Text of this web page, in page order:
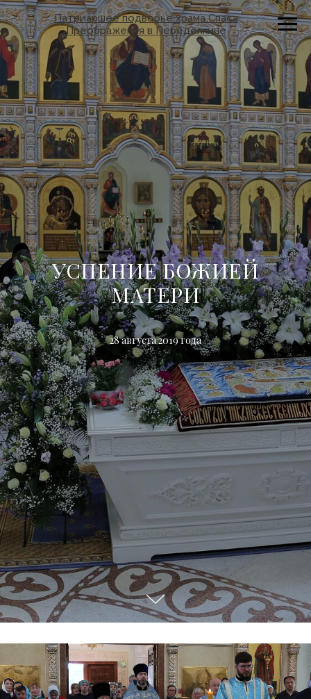
Патриаршее подворье храма Спаса
Преображения в Переделкине
УСПЕНИЕ БОЖИЕЙ
МАТЕРИ
28 августа 2019 года